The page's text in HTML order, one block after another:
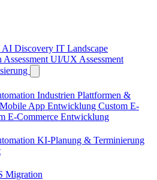
AI Discovery IT Landscape
UI/UX Assessment
Industrien Plattformen &
Mobile App Entwicklung Custom E-
E-Commerce Entwicklung
KI-Planung & Terminierung
Migration